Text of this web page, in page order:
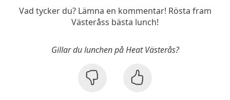
Vad tycker du? Lämna en kommentar! Rösta fram
Västeråss bästa lunch!
Gillar du lunchen på Heat Västerås?